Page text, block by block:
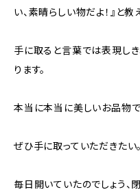
い、素晴らしい物だよ！』と教
手に取ると言葉では表現し
ります。
本当に本当に美しいお品物で
ぜひ手に取っていただきたい。
毎日開いていたのでしょう、